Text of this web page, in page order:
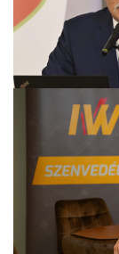
Családi
vállalkozások
Befektetés